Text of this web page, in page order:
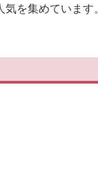
を集めています。